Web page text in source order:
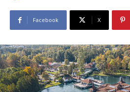
Facebook X